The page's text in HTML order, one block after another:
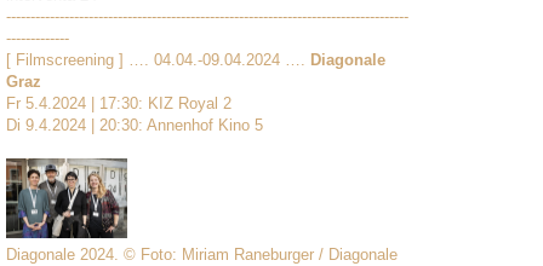
-----------------------------------------------------------------------------------
-------------
[ Filmscreening ] …. 04.04.-09.04.2024 ….
Diagonale
Graz
Fr 5.4.2024 | 17:30: KIZ Royal 2
Di 9.4.2024 | 20:30: Annenhof Kino 5
Diagonale 2024. © Foto: Miriam Raneburger / Diagonale